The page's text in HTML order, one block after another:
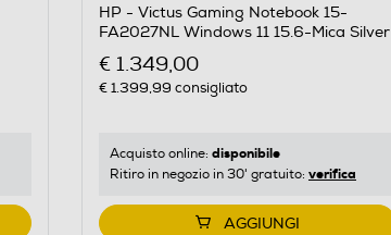
HP - Victus Gaming Notebook 15-
FA2027NL Windows 11 15.6-Mica Silver
€ 1.349,00
€ 1.399,99 consigliato
Acquisto online: disponibile
Ritiro in negozio in 30' gratuito: verifica
AGGIUNGI